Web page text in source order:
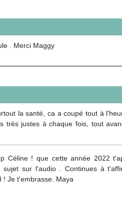
. Merci Maggy
la santé, ca a coupé tout à
très justes à chaque fois, tout
Céline ! que cette année 2022
sur l'audio . Continues à
! Je t'embrasse. Maya